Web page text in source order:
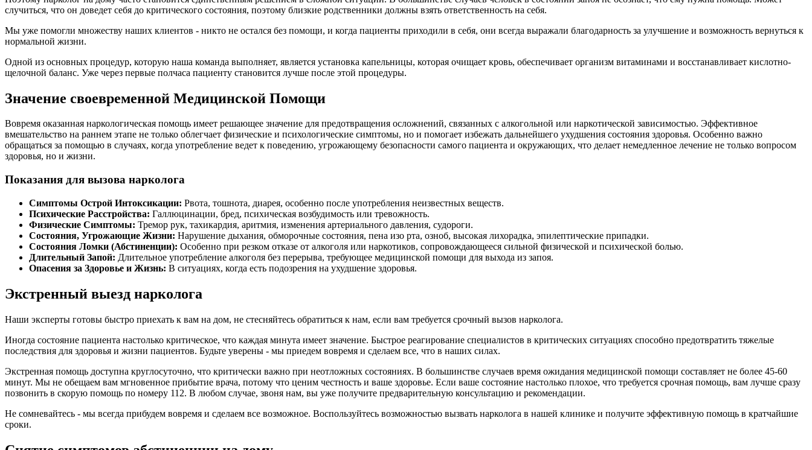
случиться, что он доведет себя до критического состояния, поэтому близкие родственники должны взять ответственность на себя.
Мы уже помогли множеству наших клиентов - никто не остался без помощи, и когда пациенты приходили в себя, они всегда выражали благодарность за улучшение и возможность вернуться к
нормальной жизни.
Одной из основных процедур, которую наша команда выполняет, является установка капельницы, которая очищает кровь, обеспечивает организм витаминами и восстанавливает кислотно-
щелочной баланс. Уже через первые полчаса пациенту становится лучше после этой процедуры.
Значение своевременной Медицинской Помощи
Вовремя оказанная наркологическая помощь имеет решающее значение для предотвращения осложнений, связанных с алкогольной или наркотической зависимостью. Эффективное
вмешательство на раннем этапе не только облегчает физические и психологические симптомы, но и помогает избежать дальнейшего ухудшения состояния здоровья. Особенно важно
обращаться за помощью в случаях, когда употребление ведет к поведению, угрожающему безопасности самого пациента и окружающих, что делает немедленное лечение не только вопросом
здоровья, но и жизни.
Показания для вызова нарколога
Симптомы Острой Интоксикации: Рвота, тошнота, диарея, особенно после употребления неизвестных веществ.
Психические Расстройства: Галлюцинации, бред, психическая возбудимость или тревожность.
Физические Симптомы: Тремор рук, тахикардия, аритмия, изменения артериального давления, судороги.
Состояния, Угрожающие Жизни: Нарушение дыхания, обморочные состояния, пена изо рта, озноб, высокая лихорадка, эпилептические припадки.
Состояния Ломки (Абстиненции): Особенно при резком отказе от алкоголя или наркотиков, сопровождающееся сильной физической и психической болью.
Длительный Запой: Длительное употребление алкоголя без перерыва, требующее медицинской помощи для выхода из запоя.
Опасения за Здоровье и Жизнь: В ситуациях, когда есть подозрения на ухудшение здоровья.
Экстренный выезд нарколога
Наши эксперты готовы быстро приехать к вам на дом, не стесняйтесь обратиться к нам, если вам требуется срочный вызов нарколога.
Иногда состояние пациента настолько критическое, что каждая минута имеет значение. Быстрое реагирование специалистов в критических ситуациях способно предотвратить тяжелые
последствия для здоровья и жизни пациентов. Будьте уверены - мы приедем вовремя и сделаем все, что в наших силах.
Экстренная помощь доступна круглосуточно, что критически важно при неотложных состояниях. В большинстве случаев время ожидания медицинской помощи составляет не более 45-60
минут. Мы не обещаем вам мгновенное прибытие врача, потому что ценим честность и ваше здоровье. Если ваше состояние настолько плохое, что требуется срочная помощь, вам лучше сразу
позвонить в скорую помощь по номеру 112. В любом случае, звоня нам, вы уже получите предварительную консультацию и рекомендации.
Не сомневайтесь - мы всегда прибудем вовремя и сделаем все возможное. Воспользуйтесь возможностью вызвать нарколога в нашей клинике и получите эффективную помощь в кратчайшие
сроки.